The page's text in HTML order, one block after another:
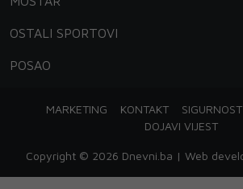
OSTALI SPORTOVI
POSAO
MARKETING KONTAKT SIGURNOST
DOJAVI VIJEST
Copyright © 2026 Dnevni.ba | Web